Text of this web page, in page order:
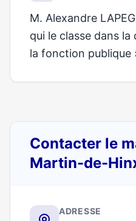
M. Alexandre
qui le classe dans
la fonction publique
Contacter le
Martin-de-
ADRESSE